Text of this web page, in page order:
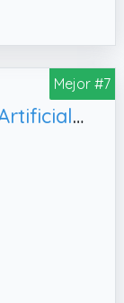
Mejor #7
GarveeHome Árbol Ficus Artificial Grande 180 cm con Tronco Curvo – Planta Decorativa De Interior Ultrarealista Sin Mantenimiento con Maceta De Cemento Estable para Salón, Verde Natural